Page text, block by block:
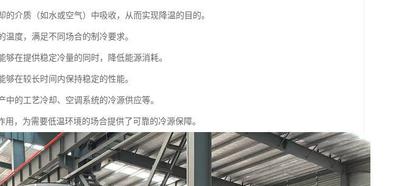
介质（如水或空气）中吸收，从而实现降温的目的。
度，满足不同场合的制冷要求。
在提供稳定冷量的同时，降低能源消耗。
在较长时间内保持稳定的性能。
的工艺冷却、空调系统的冷源供应等。
，为需要低温环境的场合提供了可靠的冷源保障。